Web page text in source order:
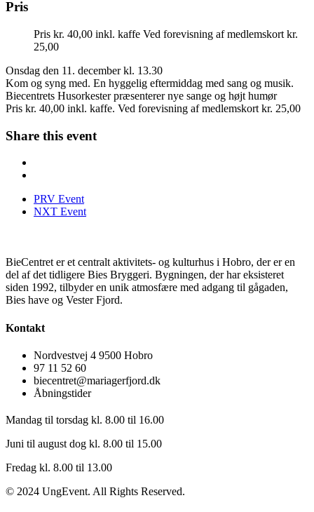
Pris
Pris kr. 40,00 inkl. kaffe Ved forevisning af medlemskort kr.
25,00
Onsdag den 11. december kl. 13.30
Kom og syng med. En hyggelig eftermiddag med sang og musik.
Biecentrets Husorkester præsenterer nye sange og højt humør
Pris kr. 40,00 inkl. kaffe. Ved forevisning af medlemskort kr. 25,00
Share this event
PRV Event
NXT Event
BieCentret er et centralt aktivitets- og kulturhus i Hobro, der er en
del af det tidligere Bies Bryggeri. Bygningen, der har eksisteret
siden 1992, tilbyder en unik atmosfære med adgang til gågaden,
Bies have og Vester Fjord.
Kontakt
Nordvestvej 4 9500 Hobro
97 11 52 60
biecentret@mariagerfjord.dk
Åbningstider
Mandag til torsdag kl. 8.00 til 16.00
Juni til august dog kl. 8.00 til 15.00
Fredag kl. 8.00 til 13.00
© 2024 UngEvent. All Rights Reserved.